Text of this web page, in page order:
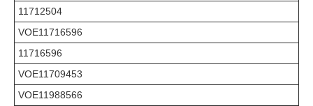
11712504
VOE11716596
11716596
VOE11709453
VOE11988566